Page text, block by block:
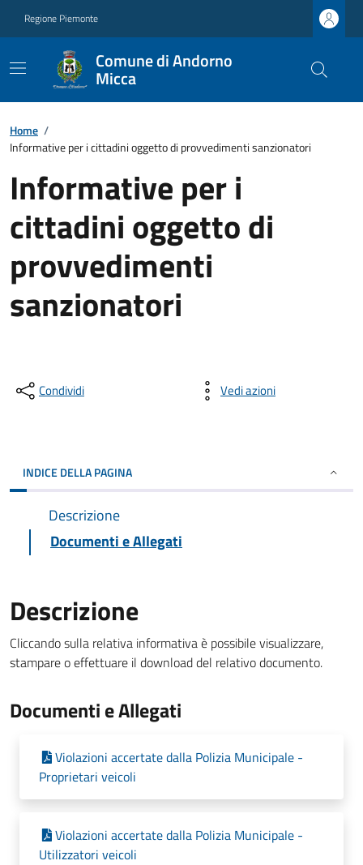
Regione Piemonte
Comune di Andorno
Micca
Home /
Informative per i cittadini oggetto di provvedimenti sanzionatori
Informative per i
cittadini oggetto di
provvedimenti
sanzionatori
Condividi Vedi azioni
INDICE DELLA PAGINA
Descrizione
Documenti e Allegati
Descrizione
Cliccando sulla relativa informativa è possibile visualizzare,
stampare o effettuare il download del relativo documento.
Documenti e Allegati
Violazioni accertate dalla Polizia Municipale -
Proprietari veicoli
Violazioni accertate dalla Polizia Municipale -
Utilizzatori veicoli